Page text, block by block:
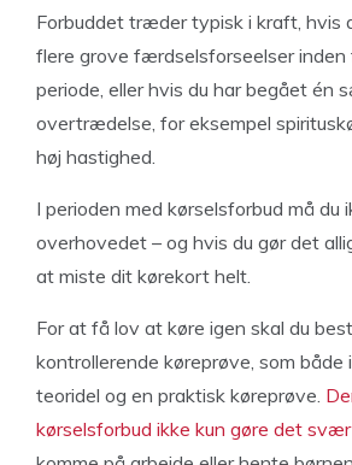
Forbuddet træder typisk i kraft, hvis
flere grove færdselsforseelser
periode, eller hvis du har begået én
overtrædelse, for eksempel
høj hastighed.
I perioden med kørselsforbud må du
overhovedet – og hvis du gør det
at miste dit kørekort helt.
For at få lov at køre igen skal du
kontrollerende køreprøve, som
teoridel og en praktisk køreprøve.
kørselsforbud ikke kun gøre det